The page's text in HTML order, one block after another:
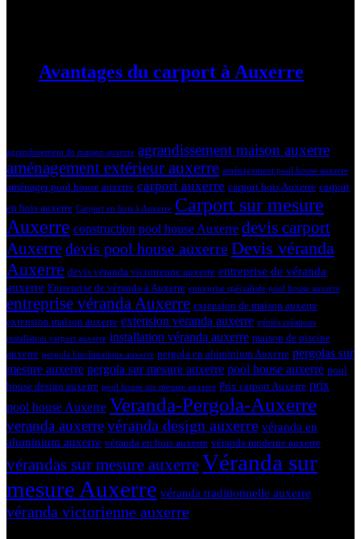
Avantages du carport à Auxerre
agrandissement de maison auxerre agrandissement maison auxerre
aménagement extérieur auxerre aménagement pool house auxerre
aménager pool house auxerre carport auxerre carport bois Auxerre carport
en bois auxerre Carport en bois à Auxerre Carport sur mesure
Auxerre construction pool house Auxerre devis carport
Auxerredevis pool house auxerreDevis véranda
Auxerre devis véranda victorienne auxerre entreprise de véranda
auxerre Entreprise de véranda à Auxerre entreprise spécialisée pool house auxerre
entreprise véranda Auxerre extension de maison auxerre
extension maison auxerre extension veranda auxerre géniès créations
installation carport auxerre installation véranda auxerre maison de piscine
auxerre pergola bioclimatique auxerre pergola en aluminium Auxerre pergolas sur
mesure auxerre pergola sur mesure auxerre pool house auxerre pool
house design auxerre pool house sur mesure auxerre Prix carport Auxerre prix
pool house Auxerre Veranda-Pergola-Auxerre
veranda auxerrevéranda design auxerre véranda en
aluminium auxerre véranda en bois auxerre véranda moderne auxerre
vérandas sur mesure auxerreVéranda sur
mesure Auxerre véranda traditionnelle auxerre
véranda victorienne auxerre